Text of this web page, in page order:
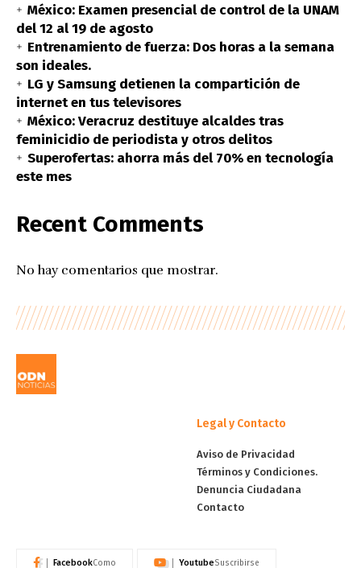
México: Examen presencial de control de la UNAM
del 12 al 19 de agosto
Entrenamiento de fuerza: Dos horas a la semana
son ideales.
LG y Samsung detienen la compartición de
internet en tus televisores
México: Veracruz destituye alcaldes tras
feminicidio de periodista y otros delitos
Superofertas: ahorra más del 70% en tecnología
este mes
Recent Comments
No hay comentarios que mostrar.
Legal y Contacto
Aviso de Privacidad
Términos y Condiciones.
Denuncia Ciudadana
Contacto
FacebookComo YoutubeSuscribirse